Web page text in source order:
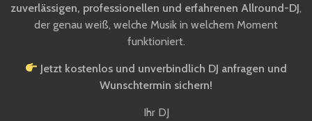
zuverlässigen, professionellen und erfahrenen Allround-DJ,
der genau weiß, welche Musik in welchem Moment
funktioniert.
Jetzt kostenlos und unverbindlich DJ anfragen und
Wunschtermin sichern!
Ihr DJ